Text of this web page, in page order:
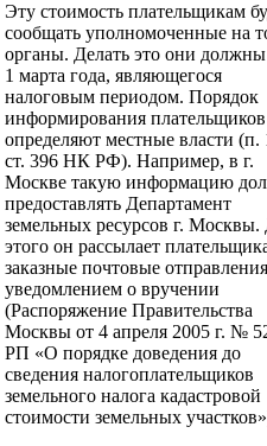
Эту стоимость плательщикам
сообщать уполномоченные на
органы. Делать это они
1 марта года, являющегося
налоговым периодом. Порядок
информирования плательщиков
определяют местные власти (п.
ст. 396 НК РФ). Например, в г.
Москве такую информацию
предоставлять Департамент
земельных ресурсов г. Москвы.
этого он рассылает
заказные почтовые
уведомлением о вручении
(Распоряжение Правительства
Москвы от 4 апреля 2005 г. №
РП «О порядке доведения до
сведения налогоплательщиков
земельного налога кадастровой
стоимости земельных